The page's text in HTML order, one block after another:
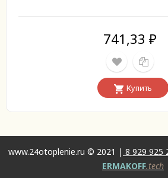
741,33 ₽
Купить
www.24otoplenie.ru © 2021 | 8 929 925
ERMAKOFF.tech